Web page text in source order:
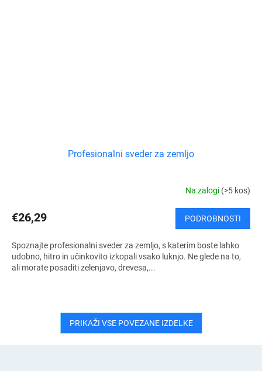
Profesionalni sveder za zemljo
Na zalogi (>5 kos)
€26,29 PODROBNOSTI
Spoznajte profesionalni sveder za zemljo, s katerim boste lahko
udobno, hitro in učinkovito izkopali vsako luknjo. Ne glede na to,
ali morate posaditi zelenjavo, drevesa,...
PRIKAŽI VSE POVEZANE IZDELKE